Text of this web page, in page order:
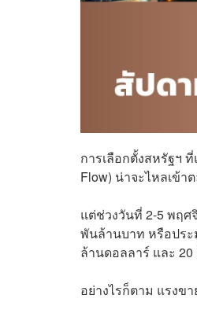
การเลือกตั้งสหรัฐฯ ที่
Flow) น่าจะไหลเข้า
แต่ช่วงวันที่ 2-5 พฤศ
พันล้านบาท หรือประ
ล้านดอลลาร์ และ
อย่างไรก็ตาม แรงข